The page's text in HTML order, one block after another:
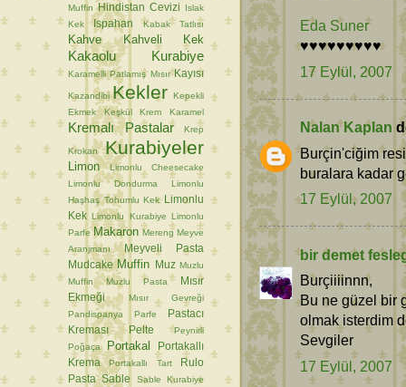
Eda Suner
♥♥♥♥♥♥♥♥♥
17 Eylül, 2007
Nalan Kaplan
Burçin'ciğim
buralara kadar
17 Eylül, 2007
bir demet
Burçiiiinnn,
Bu ne güzel bir
olmak isterdim
Sevgiler
17 Eylül, 2007
Muffin Hindistan Cevizi
Islak
Kek
Ispahan Kabak Tatlısı
Kahve Kahveli Kek
Kakaolu Kurabiye
Karamelli Patlamış Mısır Kayısı
Kazandibi Kekler Kepekli
Ekmek
Keşkül Krem Karamel
Kremalı Pastalar Krep
Krokan Kurabiyeler
Limon
Limonlu Cheesecake
Limonlu Dondurma
Limonlu
Haşhaş Tohumlu Kek
Limonlu
Kek Limonlu Kurabiye Limonlu
Parfe Makaron Mereng Meyve
Aranjmanı
Meyveli Pasta
Mudcake Muffin Muz Muzlu
Muffin
Muzlu Pasta
Mısır
Ekmeği
Mısır Gevreği
Pandispanya
Parfe
Pastacı
Kreması
Pelte
Peynirli
Poğaça
Portakal
Portakallı
Krema
Portakallı Tart
Rulo
Pasta Sable
Sable Kurabiye